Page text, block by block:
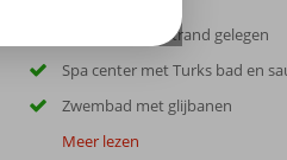
Direct aan het strand gelegen
Spa center met Turks bad en
Zwembad met glijbanen
Meer lezen